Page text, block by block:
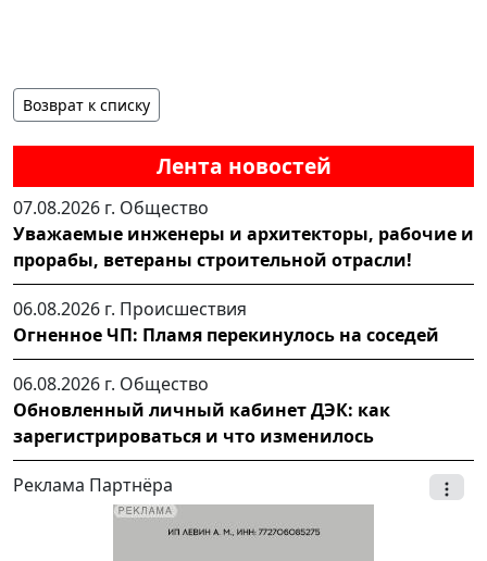
Лента новостей
07.08.2026 г. Общество
Уважаемые инженеры и архитекторы, рабочие и
прорабы, ветераны строительной отрасли!
06.08.2026 г. Происшествия
Огненное ЧП: Пламя перекинулось на соседей
06.08.2026 г. Общество
Обновленный личный кабинет ДЭК: как
зарегистрироваться и что изменилось
Реклама Партнёра
Возврат к списку